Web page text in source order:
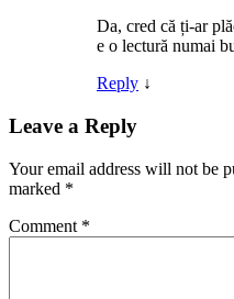
Da, cred că ți-ar
e o lectură numai
Reply ↓
Leave a Reply
Your email address will not be
marked *
Comment *